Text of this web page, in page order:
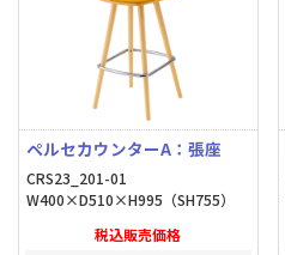
ペルセカウンターA：張座
CRS23_201-01
W400×D510×H995（SH755）
税込販売価格